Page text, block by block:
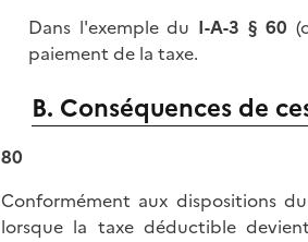
Dans l'exemple du I-A-3 § 60
paiement de la taxe.
B. Conséquences de
80
Conformément aux dispositions
lorsque la taxe déductible